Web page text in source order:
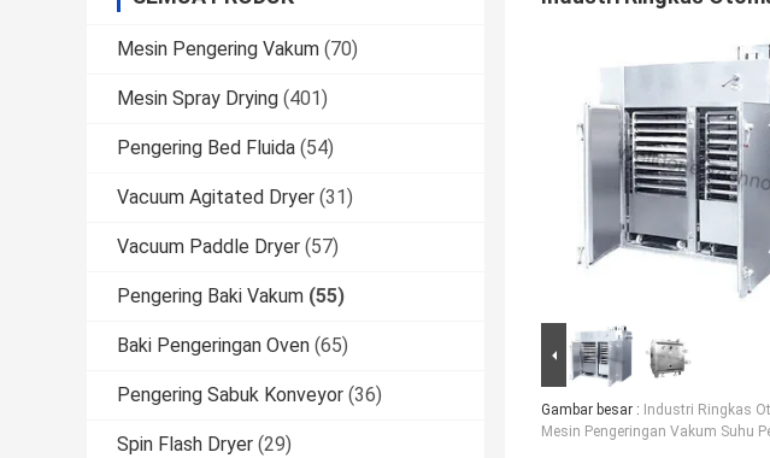
Mesin Pengering Vakum (70)
Mesin Spray Drying (401)
Pengering Bed Fluida (54)
Vacuum Agitated Dryer (31)
Vacuum Paddle Dryer (57)
Pengering Baki Vakum (55)
Baki Pengeringan Oven (65)
Pengering Sabuk Konveyor (36)
Spin Flash Dryer (29)
Gambar besar : Industri Ringkas
Mesin Pengeringan Vakum Suhu